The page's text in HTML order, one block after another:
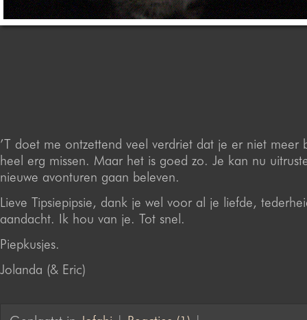
’T doet me ontzettend veel verdriet dat je er niet meer
heel erg missen. Maar het is goed zo. Je kan nu
nieuwe avonturen gaan beleven.
Lieve Tipsiepipsie, dank je wel voor al je liefde,
aandacht. Ik hou van je. Tot snel.
Piepkusjes.
Jolanda (& Eric)